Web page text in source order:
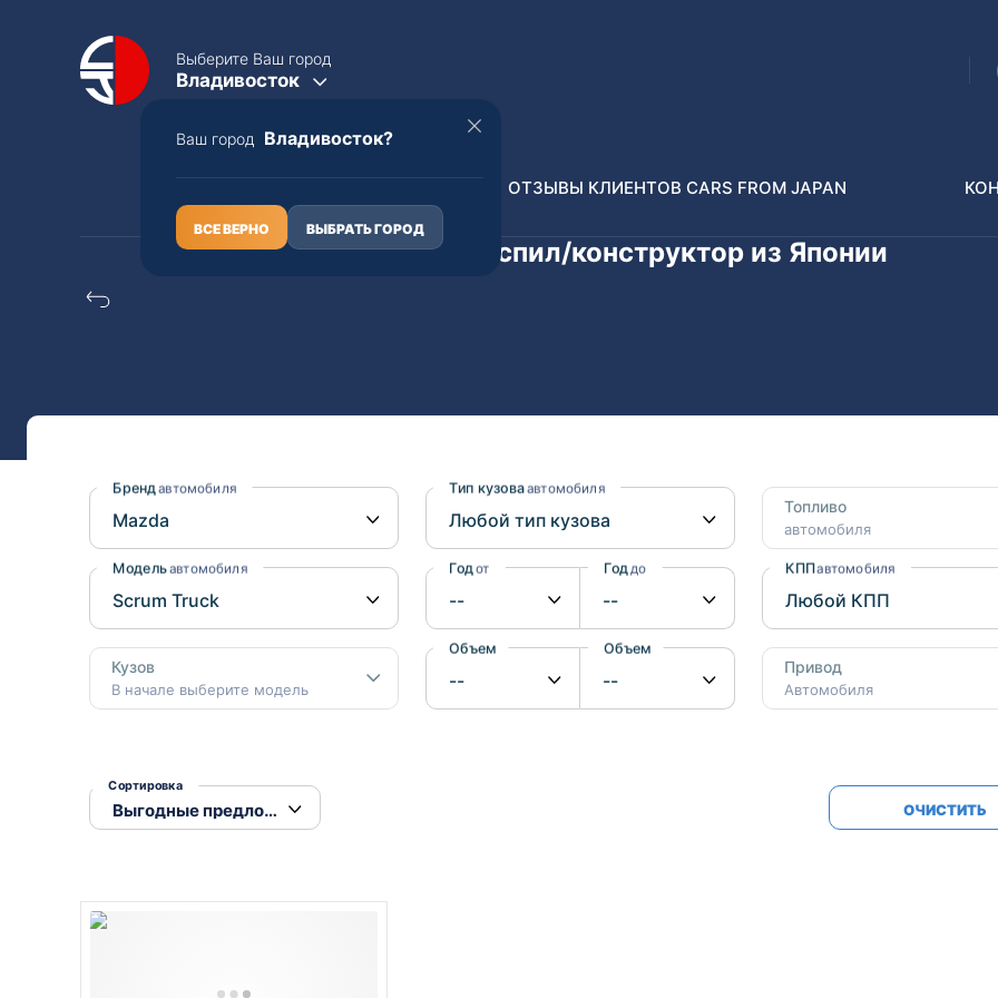
Выберите Ваш город
Владивосток
Ваш город Владивосток?
ВСЕ ВЕРНО ВЫБРАТЬ ГОРОД
Toyota
Mazda
Suzuki
Subaru
Lexus
Tesla
Toyota
Mazda
Mitsubishi
Suzuki
Isuzu
BMW
ОТЗЫВЫ КЛИЕНТОВ CARS FROM JAPAN
Mazda scrum truck распил/конструктор из Японии
Бренд автомобиля
Модельавтомобиля
Кузов
В начале выберите модель
Тип кузоваавтомобиля
Год от Год до
Объем от Объем до
Топливо
автомобиля
КППавтомобиля
Привод
Автомобиля
Сортировка
ОЧИСТИТЬ